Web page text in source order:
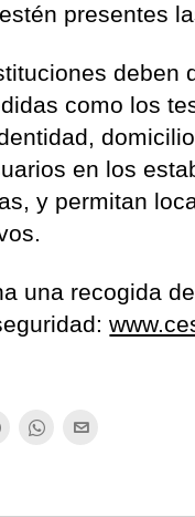
presentes
deben
como los
en los
y permitan
una recogida